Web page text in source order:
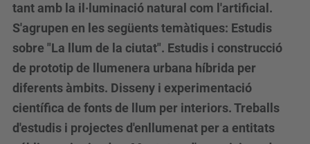
tant amb la il·luminació natural com l'artificial.
S'agrupen en les següents temàtiques: Estudis
sobre "La llum de la ciutat". Estudis i construcció
de prototip de llumenera urbana híbrida per
diferents àmbits. Disseny i experimentació
científica de fonts de llum per interiors. Treballs
d'estudis i projectes d'enllumenat per a entitats